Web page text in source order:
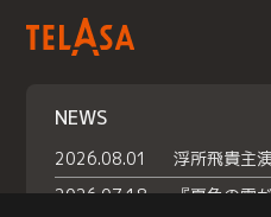
NEWS
2026.08.01
2026.07.18